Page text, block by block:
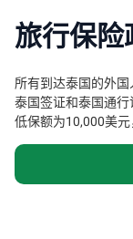
旅行保险
所有到达泰国的外
泰国签证和泰国通
低保额为10,000美元